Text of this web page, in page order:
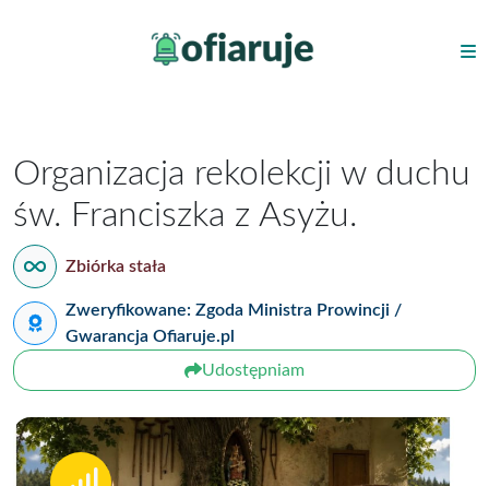
Organizacja rekolekcji w duchu
św. Franciszka z Asyżu.
Zbiórka stała
Zweryfikowane: Zgoda Ministra Prowincji /
Gwarancja Ofiaruje.pl
Udostępniam